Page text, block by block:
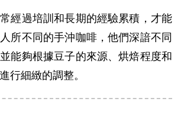
經過培訓和長期的經驗累積，才能
所不同的手沖咖啡，他們深諳不同
能夠根據豆子的來源、烘焙程度和
行細緻的調整。